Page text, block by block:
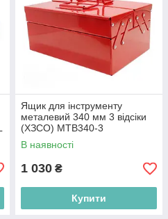
Ящик для інструменту
металевий 340 мм 3 відсіки
(ХЗСО) MTB340-3
В наявності
1 030 ₴
Купити